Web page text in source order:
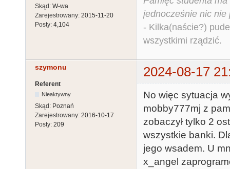
Skąd: W-wa
Zarejestrowany: 2015-11-20
Posty: 4,104
jednocześnie nic nie
- Kilka(naście?)
wszystkimi rządzić.
szymonu 2024-08-17
Referent
Nieaktywny
Skąd: Poznań
Zarejestrowany: 2016-10-17
Posty: 209
No więc sytuacja
mobby777mj z
zobaczył tylko 2
wszystkie banki.
jego wsadem. U
x_angel